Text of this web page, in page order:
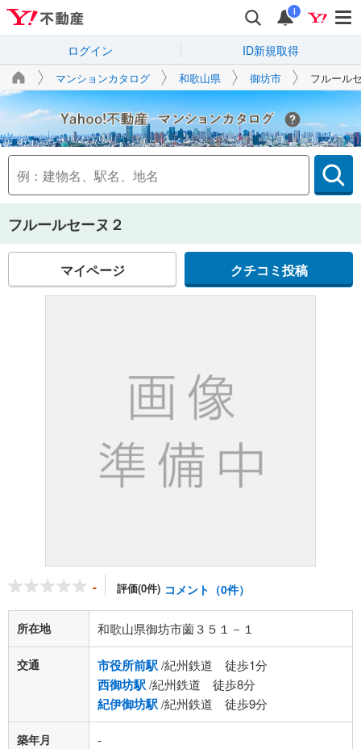
i
ログイン ID新規取得
マンションカタログ 和歌山県 御坊市 フルール
Yahoo!不動産
フルールセーヌ２
マイページ クチコミ投稿
- 評価(0件) コメント（0件）
所在地 和歌山県御坊市薗３５１－１
交通 市役所前駅/紀州鉄道 徒歩1分
西御坊駅/紀州鉄道 徒歩8分
紀伊御坊駅/紀州鉄道 徒歩9分
築年月 -